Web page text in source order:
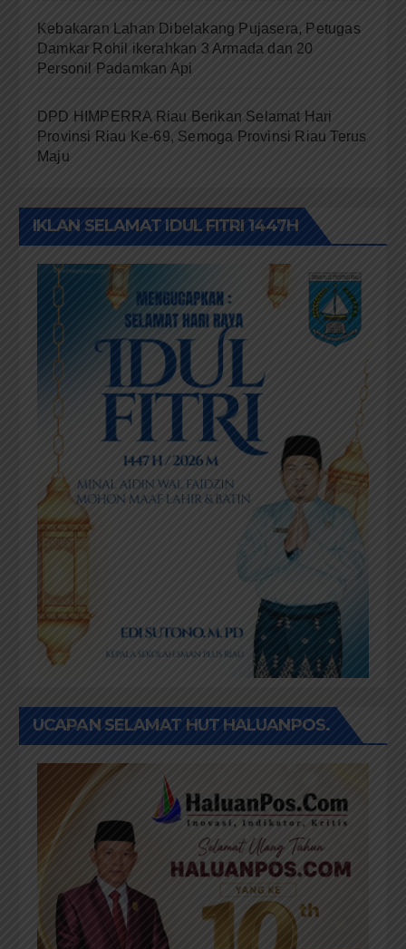
Kebakaran Lahan Dibelakang Pujasera, Petugas
Damkar Rohil ikerahkan 3 Armada dan 20
Personil Padamkan Api
DPD HIMPERRA Riau Berikan Selamat Hari
Provinsi Riau Ke-69, Semoga Provinsi Riau Terus
Maju
IKLAN SELAMAT IDUL FITRI 1447H
UCAPAN SELAMAT HUT HALUANPOS.